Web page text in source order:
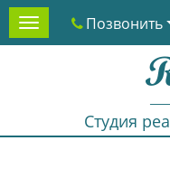
Menu Позвонить
Студия